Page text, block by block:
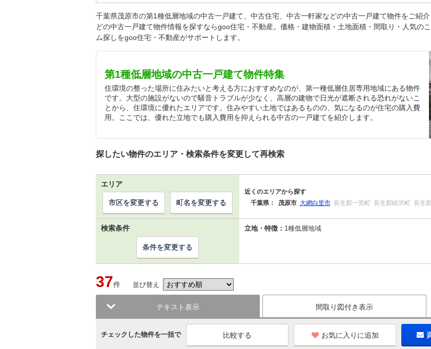
千葉県茂原市の第1種低層地域の中古一戸建て、中古住宅、中古一軒家などの中古一戸建て物件をご紹
どの中古一戸建て物件情報を探すならgoo住宅・不動産。価格・建物面積・土地面積・間取り・人気の
ム探しをgoo住宅・不動産がサポートします。
第1種低層地域の中古一戸建て物件特集
住環境の整った場所に住みたいと考える方におすすめなのが、第一種低層住居専用地域にある物件
です。大型の施設がないので騒音トラブルが少なく、高層の建物で日光が遮断される恐れがないこ
とから、住環境に優れたエリアです。住みやすい土地ではあるものの、気になるのが住宅の購入費
用。ここでは、優れた立地でも購入費用を抑えられる中古の一戸建てを紹介します。
探したい物件のエリア・検索条件を変更して再検索
エリア
近くのエリアから探す
千葉県：
茂原市 大網白里市 長生郡一宮町 長生郡睦沢町 長生
市区を変更する 町名を変更する
検索条件 立地・特徴： 1種低層地域
条件を変更する
37件 並び替え
テキスト表示 間取り図付き表示
チェックした物件を一括で お気に入りに追加